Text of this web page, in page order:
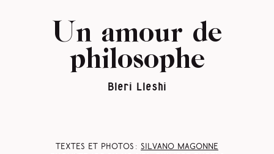
Un amour de
philosophe
Bleri Lleshi
Textes et photos : Silvano Magonne